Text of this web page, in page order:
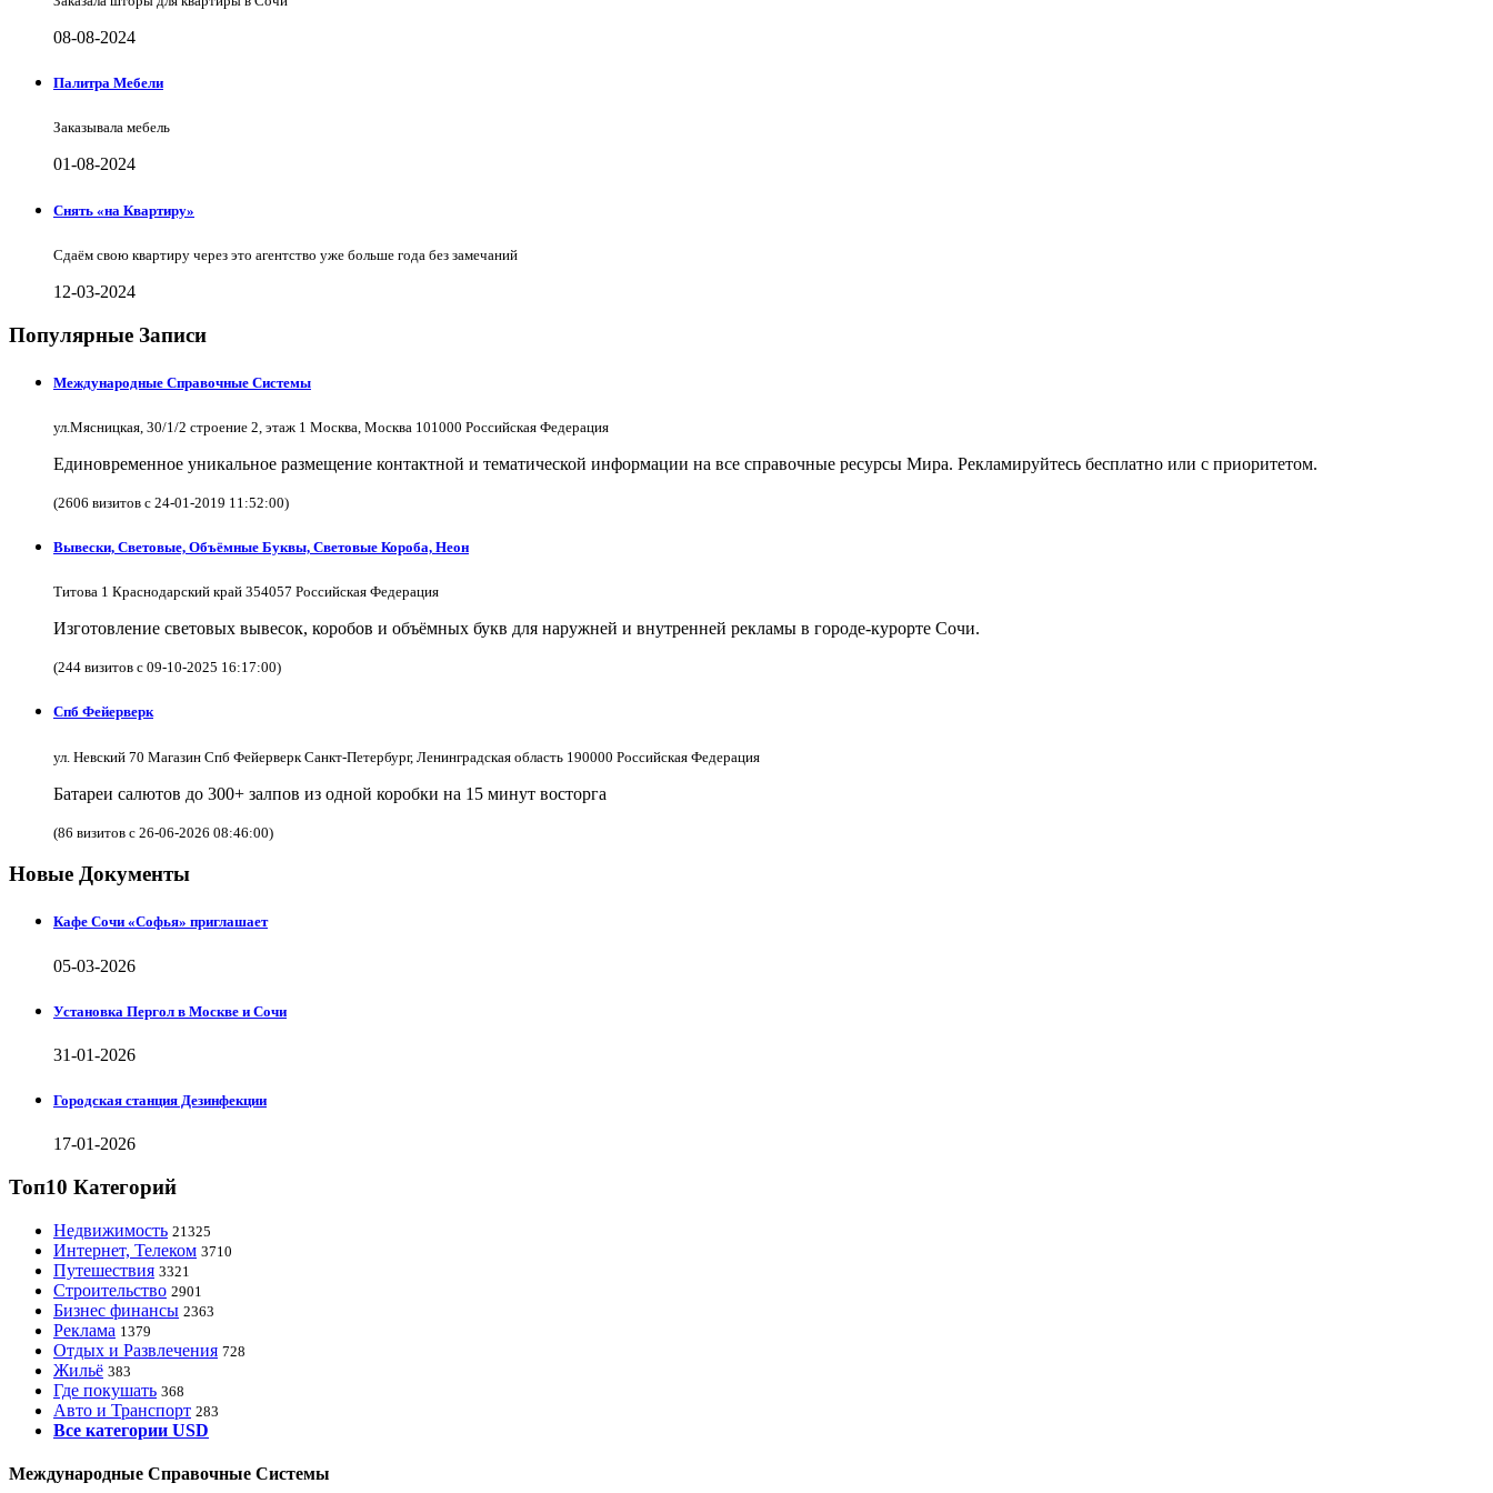
08-08-2024
Палитра Мебели
Заказывала мебель
01-08-2024
Снять «на Квартиру»
Сдаём свою квартиру через это агентство уже больше года без замечаний
12-03-2024
Популярные Записи
Международные Справочные Системы
ул.Мясницкая, 30/1/2 строение 2, этаж 1 Москва, Москва 101000 Российская Федерация
Единовременное уникальное размещение контактной и тематической информации на все справочные ресурсы Мира. Рекламируйтесь бесплатно или с приоритетом.
(2606 визитов с 24-01-2019 11:52:00)
Вывески, Световые, Объёмные Буквы, Световые Короба, Неон
Титова 1 Краснодарский край 354057 Российская Федерация
Изготовление световых вывесок, коробов и объёмных букв для наружней и внутренней рекламы в городе-курорте Сочи.
(244 визитов с 09-10-2025 16:17:00)
Спб Фейерверк
ул. Невский 70 Магазин Спб Фейерверк Санкт-Петербург, Ленинградская область 190000 Российская Федерация
Батареи салютов до 300+ залпов из одной коробки на 15 минут восторга
(86 визитов с 26-06-2026 08:46:00)
Новые Документы
Кафе Сочи «Софья» приглашает
05-03-2026
Установка Пергол в Москве и Сочи
31-01-2026
Городская станция Дезинфекции
17-01-2026
Топ10 Категорий
Недвижимость 21325
Интернет, Телеком 3710
Путешествия 3321
Строительство 2901
Бизнес финансы 2363
Реклама 1379
Отдых и Развлечения 728
Жильё 383
Где покушать 368
Авто и Транспорт 283
Все категории USD
Международные Справочные Системы